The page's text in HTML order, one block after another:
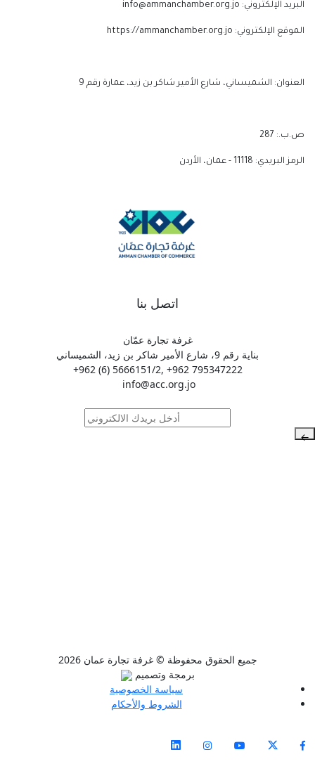
البريد الإلكتروني: info@ammanchamber.org.jo
الموقع الإلكتروني: https://ammanchamber.org.jo
العنوان: الشميساني، شارع الأمير شاكر بن زيد، عمارة رقم 9
ص.ب.: 287
الرمز البريدي: 11118 - عمان، الأردن
اتصل بنا
غرفة تجارة عمّان
بناية رقم 9، شارع الأمير شاكر بن زيد، الشميساني
795347222 962+ ,5666151/2 (6) 962+
info@acc.org.jo
جميع الحقوق محفوظة © غرفة تجارة عمان 2026
برمجة وتصميم
سياسة الخصوصية
الشروط والأحكام